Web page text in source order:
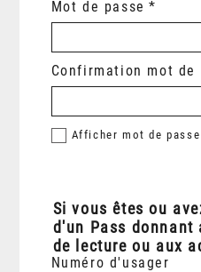
Mot de passe
Confirmation mot de
Afficher mot de passe
Si vous êtes ou
d'un Pass donnant
de lecture ou aux
Numéro d'usager